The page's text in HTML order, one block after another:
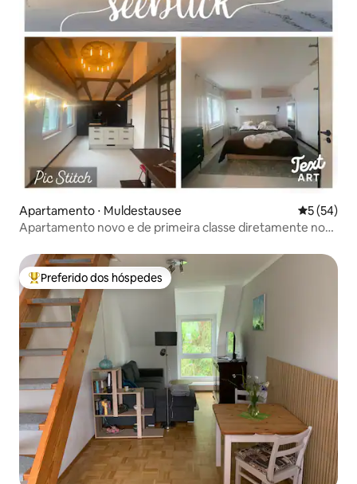
Apartamento ⋅ Muldestausee 5 de uma
5 (54)
Apartamento novo e de primeira classe diretamente no
Entre os melhores preferidos dos hóspedes
Preferido dos hóspedes